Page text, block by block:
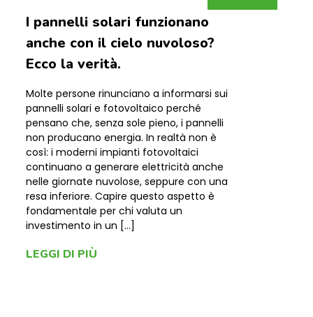
Molte persone rinunciano a informarsi sui
pannelli solari e fotovoltaico perché
pensano che, senza sole pieno, i pannelli
non producano energia. In realtà non è
così: i moderni impianti fotovoltaici
nelle giornate nuvolose, seppure con una
resa inferiore. Capire questo aspetto è
fondamentale per chi valuta un
investimento in un […]
LEGGI DI PIÙ